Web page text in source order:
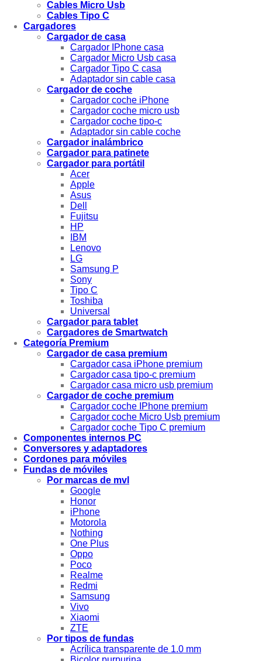
Cables Micro Usb
Cables Tipo C
Cargadores
Cargador de casa
Cargador IPhone casa
Cargador Micro Usb casa
Cargador Tipo C casa
Adaptador sin cable casa
Cargador de coche
Cargador coche iPhone
Cargador coche micro usb
Cargador coche tipo-c
Adaptador sin cable coche
Cargador inalámbrico
Cargador para patinete
Cargador para portátil
Acer
Apple
Asus
Dell
Fujitsu
HP
IBM
Lenovo
LG
Samsung P
Sony
Tipo C
Toshiba
Universal
Cargador para tablet
Cargadores de Smartwatch
Categoría Premium
Cargador de casa premium
Cargador casa iPhone premium
Cargador casa tipo-c premium
Cargador casa micro usb premium
Cargador de coche premium
Cargador coche IPhone premium
Cargador coche Micro Usb premium
Cargador coche Tipo C premium
Componentes internos PC
Conversores y adaptadores
Cordones para móviles
Fundas de móviles
Por marcas de mvl
Google
Honor
iPhone
Motorola
Nothing
One Plus
Oppo
Poco
Realme
Redmi
Samsung
Vivo
Xiaomi
ZTE
Por tipos de fundas
Acrílica transparente de 1.0 mm